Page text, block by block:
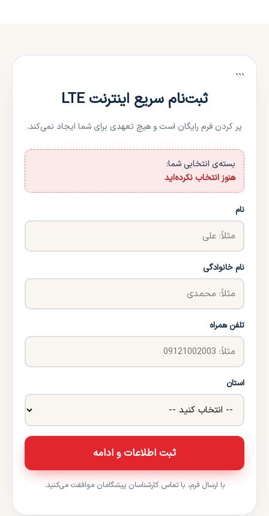
```
ثبت‌نام سریع اینترنت LTE
پر کردن فرم رایگان است و هیچ تعهدی برای شما ایجاد نمی‌کند.
بسته‌ی انتخابی شما:
هنوز انتخاب نکرده‌اید
نام
نام خانوادگی
تلفن همراه
استان
ثبت اطلاعات و ادامه
با ارسال فرم، با تماس کارشناسان پیشگامان موافقت می‌کنید.